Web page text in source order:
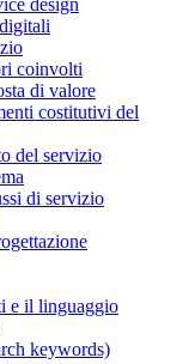
design
coinvolti
di valore
costitutivi del
del servizio
di servizio
e il linguaggio
keywords)